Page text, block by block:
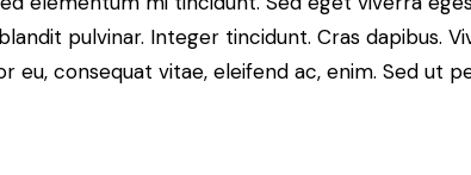
pulvinar. Integer tincidunt. Cras dapibus.
eu, consequat vitae, eleifend ac, enim. Sed ut